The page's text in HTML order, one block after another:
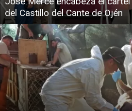
del Castillo del Cante de Ojén